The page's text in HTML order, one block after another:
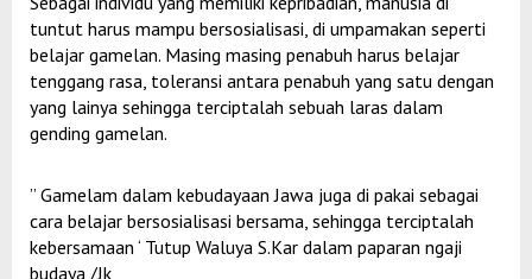
tuntut harus mampu bersosialisasi, di umpamakan seperti
belajar gamelan. Masing masing penabuh harus belajar
tenggang rasa, toleransi antara penabuh yang satu dengan
yang lainya sehingga terciptalah sebuah laras dalam
gending gamelan.
” Gamelam dalam kebudayaan Jawa juga di pakai sebagai
cara belajar bersosialisasi bersama, sehingga terciptalah
kebersamaan ‘ Tutup Waluya S.Kar dalam paparan ngaji
budaya /Jk